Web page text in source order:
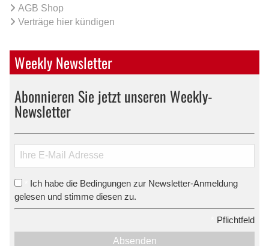
AGB Shop
Verträge hier kündigen
Weekly Newsletter
Abonnieren Sie jetzt unseren Weekly-
Newsletter
Ich habe die Bedingungen zur Newsletter-Anmeldung
gelesen und stimme diesen zu.
Pflichtfeld
Absenden